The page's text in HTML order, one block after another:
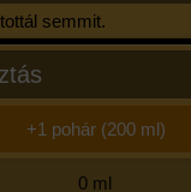
semmit.